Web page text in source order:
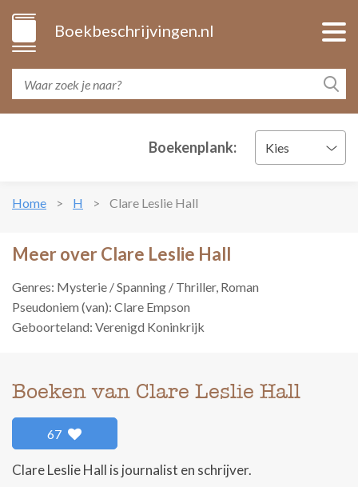
Boekbeschrijvingen.nl
Boekenplank: Kies
Home H Clare Leslie Hall
Meer over Clare Leslie Hall
Genres: Mysterie / Spanning / Thriller, Roman
Pseudoniem (van): Clare Empson
Geboorteland: Verenigd Koninkrijk
Boeken van Clare Leslie Hall
67
Clare Leslie Hall is journalist en schrijver.